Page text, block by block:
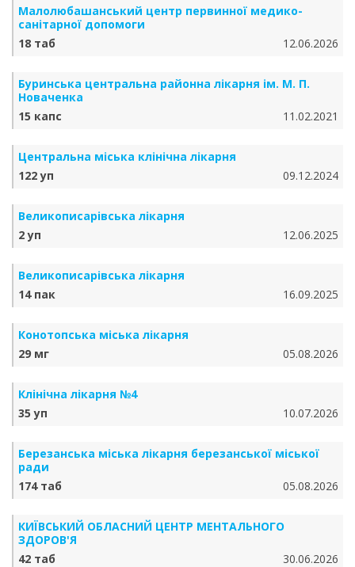
Малолюбашанський центр первинної медико-
санітарної допомоги
18 таб
12.06.2026
Буринська центральна районна лікарня ім. М. П.
Новаченка
15 капс
11.02.2021
Центральна міська клінічна лікарня
122 уп
09.12.2024
Великописарівська лікарня
2 уп
12.06.2025
Великописарівська лікарня
14 пак
16.09.2025
Конотопська міська лікарня
29 мг
05.08.2026
Клінічна лікарня №4
35 уп
10.07.2026
Березанська міська лікарня березанської міської
ради
174 таб
05.08.2026
КИЇВСЬКИЙ ОБЛАСНИЙ ЦЕНТР МЕНТАЛЬНОГО
ЗДОРОВ'Я
42 таб
30.06.2026